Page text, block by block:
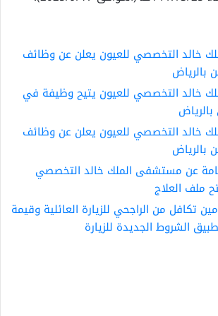
خالد التخصصي للعيون يعلن عن وظائف
بالرياض
خالد التخصصي للعيون يتيح وظيفة في
خالد التخصصي للعيون يعلن عن وظائف
بالرياض
عن مستشفى الملك خالد التخصصي
ملف العلاج
تكافل من الراجحي للزيارة العائلية وقيمة
الشروط الجديدة للزيارة